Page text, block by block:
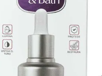
7. isdin
roche posay
10.nivea